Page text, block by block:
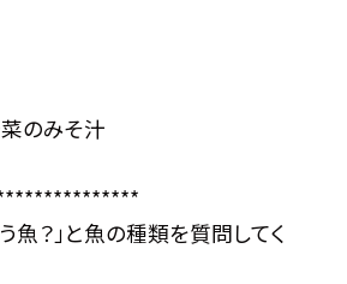
のみそ汁
魚？」と魚の種類を質問してく